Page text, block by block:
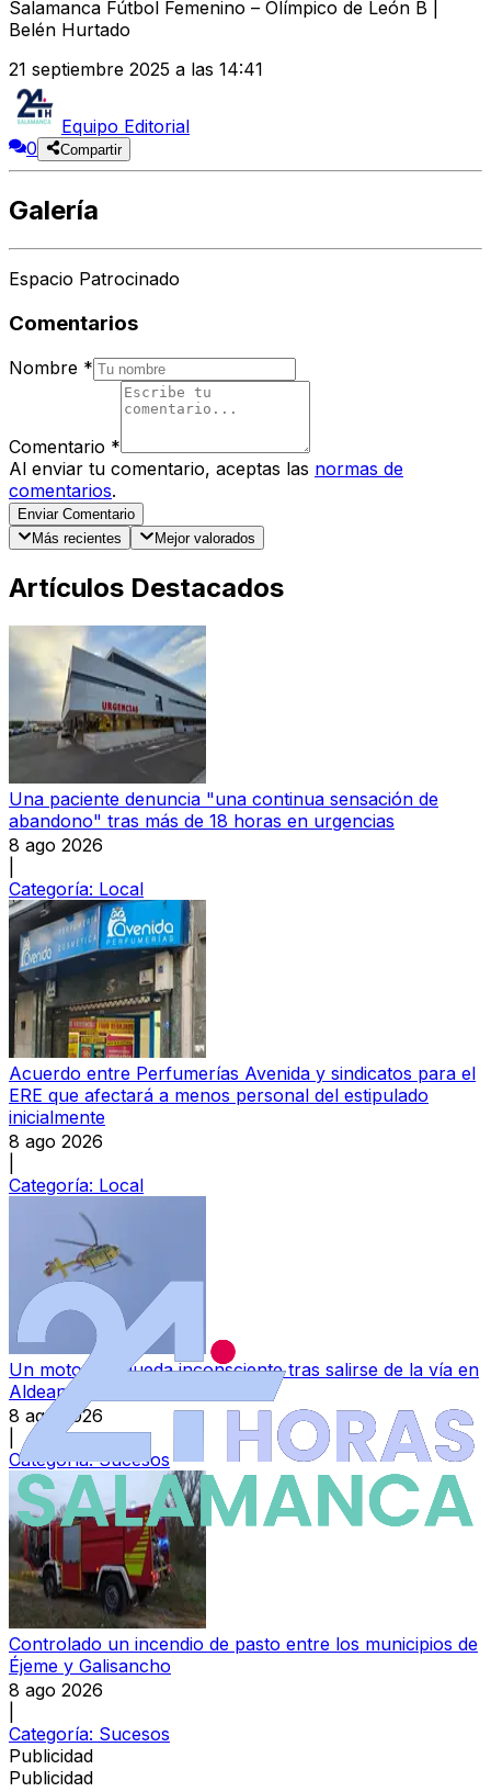
Salamanca Fútbol Femenino – Olímpico de León B |
Belén Hurtado
21 septiembre 2025 a las 14:41
Equipo Editorial
0
Compartir
Galería
Espacio Patrocinado
Comentarios
Nombre *
Comentario *
Al enviar tu comentario, aceptas las normas de
comentarios.
Enviar Comentario
Más recientes
Mejor valorados
Artículos Destacados
Una paciente denuncia "una continua sensación de
abandono" tras más de 18 horas en urgencias
8 ago 2026
Categoría: Local
Acuerdo entre Perfumerías Avenida y sindicatos para el
ERE que afectará a menos personal del estipulado
inicialmente
8 ago 2026
Categoría: Local
Un motorista queda inconsciente tras salirse de la vía en
Aldeanueva de la Sierra
8 ago 2026
Categoría:Sucesos
Controlado un incendio de pasto entre los municipios de
Éjeme y Galisancho
8 ago 2026
Categoría: Sucesos
Publicidad
Publicidad